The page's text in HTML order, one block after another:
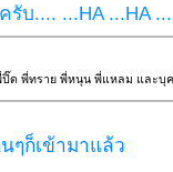
รับ.... ...HA ...HA
ด พี่ทราย พี่หนุน พี่แหลม และบุ
ๆก็เข้ามาแล้ว